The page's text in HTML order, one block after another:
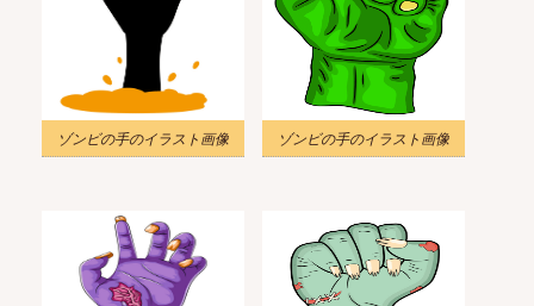
ゾンビの手のイラスト画像 ゾンビの手のイラスト画像